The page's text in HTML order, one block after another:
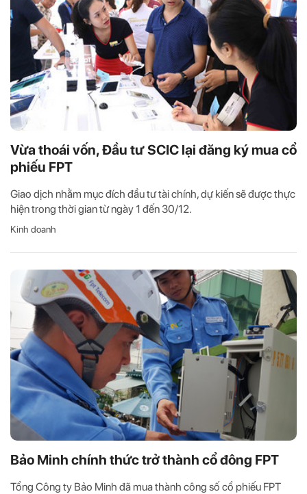
Vừa thoái vốn, Đầu tư SCIC lại đăng ký mua cổ
phiếu FPT
Giao dịch nhằm mục đích đầu tư tài chính, dự kiến sẽ được thực
hiện trong thời gian từ ngày 1 đến 30/12.
Kinh doanh
Bảo Minh chính thức trở thành cổ đông FPT
Tổng Công ty Bảo Minh đã mua thành công số cổ phiếu FPT